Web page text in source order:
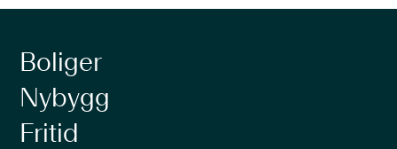
Boliger
Nybygg
Fritid